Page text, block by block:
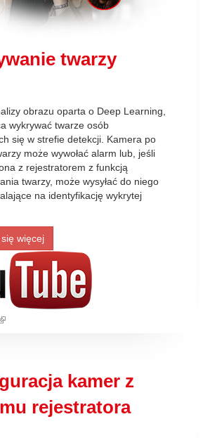
twarzy
obrazu oparta o Deep Learning,
wykrywać twarze osób
się w strefie detekcji. Kamera po
może wywołać alarm lub, jeśli
z rejestratorem z funkcją
twarzy, może wysyłać do niego
na identyfikację wykrytej
więcej
is external)
kamer z
rejestratora